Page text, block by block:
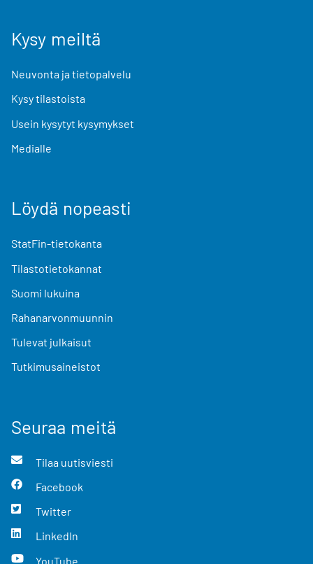
Kysy meiltä
Neuvonta ja tietopalvelu
Kysy tilastoista
Usein kysytyt kysymykset
Medialle
Löydä nopeasti
StatFin-tietokanta
Tilastotietokannat
Suomi lukuina
Rahanarvonmuunnin
Tulevat julkaisut
Tutkimusaineistot
Seuraa meitä
Tilaa uutisviesti
Facebook
Twitter
LinkedIn
YouTube